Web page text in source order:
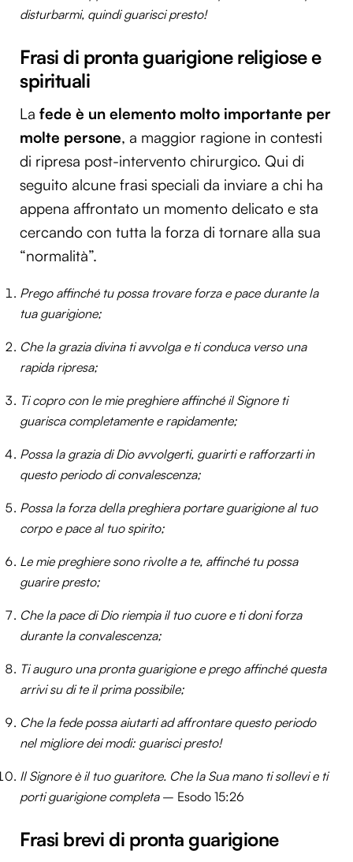
disturbarmi, quindi guarisci presto!
Frasi di pronta guarigione religiose e
spirituali
La fede è un elemento molto importante per
molte persone, a maggior ragione in contesti
di ripresa post-intervento chirurgico. Qui di
seguito alcune frasi speciali da inviare a chi ha
appena affrontato un momento delicato e sta
cercando con tutta la forza di tornare alla sua
“normalità”.
Prego affinché tu possa trovare forza e pace durante la
tua guarigione;
Che la grazia divina ti avvolga e ti conduca verso una
rapida ripresa;
Ti copro con le mie preghiere affinché il Signore ti
guarisca completamente e rapidamente;
Possa la grazia di Dio avvolgerti, guarirti e rafforzarti in
questo periodo di convalescenza;
Possa la forza della preghiera portare guarigione al tuo
corpo e pace al tuo spirito;
Le mie preghiere sono rivolte a te, affinché tu possa
guarire presto;
Che la pace di Dio riempia il tuo cuore e ti doni forza
durante la convalescenza;
Ti auguro una pronta guarigione e prego affinché questa
arrivi su di te il prima possibile;
Che la fede possa aiutarti ad affrontare questo periodo
nel migliore dei modi: guarisci presto!
Il Signore è il tuo guaritore. Che la Sua mano ti sollevi e ti
porti guarigione completa– Esodo 15:26
Frasi brevi di pronta guarigione